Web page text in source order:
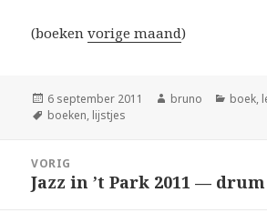
(boekenvorige maand)
Geplaatst
op
6 september 2011 Auteur
bruno boek,
Tags
boeken, lijstjes
navigatie
VORIG
Vorig
Jazz in ’t Park 2011 —